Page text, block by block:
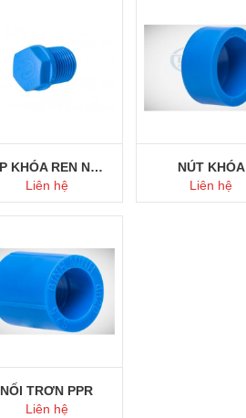
Mua ngay
Mua ngay
NẮP KHÓA REN NGOÀI
Liên hệ
NÚT KHÓA
Liên hệ
NỐI TRƠN PPR
Liên hệ